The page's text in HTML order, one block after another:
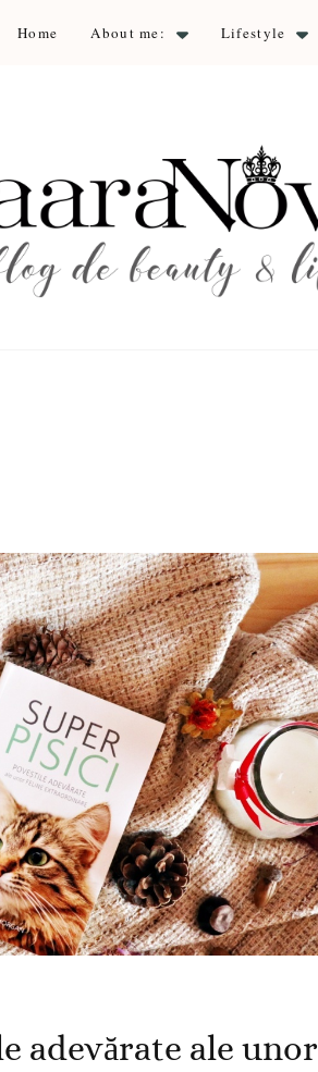
Home About me: Lifestyle
adevărate ale unor